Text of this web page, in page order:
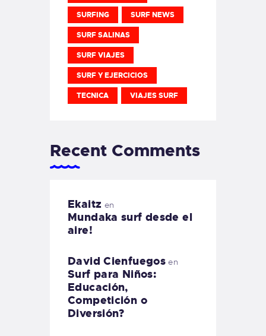
SURFING SURF NEWS
SURF SALINAS
SURF VIAJES
SURF Y EJERCICIOS
TECNICA VIAJES SURF
Recent Comments
Ekaitz en
Mundaka surf desde el
aire!
David Cienfuegos en
Surf para Niños:
Educación,
Competición o
Diversión?